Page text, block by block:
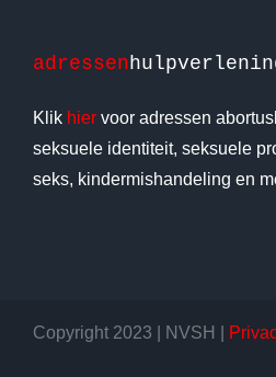
adressen
Klik hiervoor adressen
seksuele identiteit, seksuele
seks, kindermishandeling en
Copyright 2023 | NVSH |